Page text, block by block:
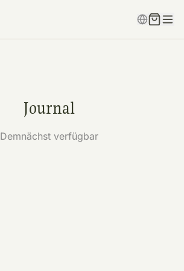
Journal
Demnächst verfügbar